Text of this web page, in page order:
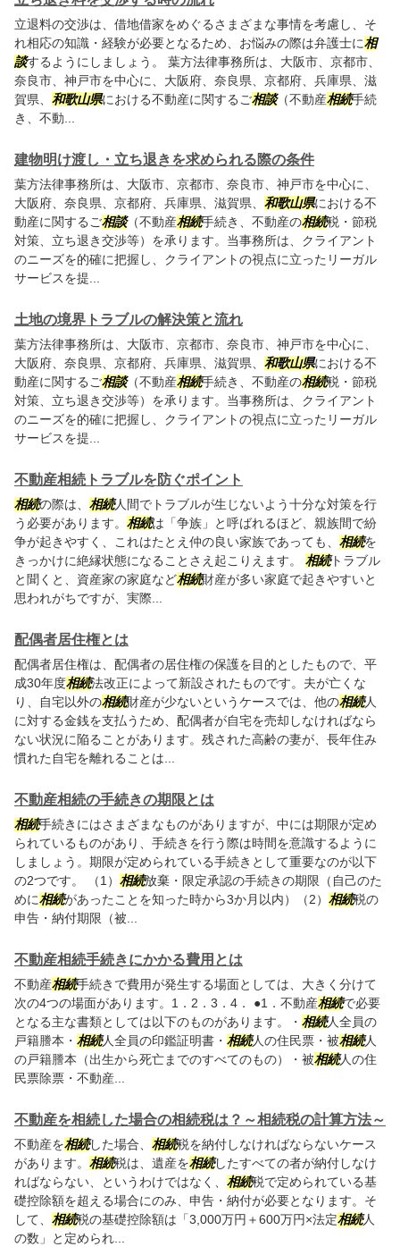
立退料の交渉は、借地借家をめぐるさまざまな事情を考慮し、そ
れ相応の知識・経験が必要となるため、お悩みの際は弁護士に相
談するようにしましょう。 葉方法律事務所は、大阪市、京都市、
奈良市、神戸市を中心に、大阪府、奈良県、京都府、兵庫県、滋
賀県、 和歌山県における不動産に関するご相談（不動産相続手続
き、不動...
建物明け渡し・立ち退きを求められる際の条件
葉方法律事務所は、大阪市、京都市、奈良市、神戸市を中心に、
大阪府、奈良県、京都府、兵庫県、滋賀県、 和歌山県における不
動産に関するご相談（不動産相続手続き、不動産の相続税・節税
対策、立ち退き交渉等）を承ります。当事務所は、クライアント
のニーズを的確に把握し、クライアントの視点に立ったリーガル
サービスを提...
土地の境界トラブルの解決策と流れ
葉方法律事務所は、大阪市、京都市、奈良市、神戸市を中心に、
大阪府、奈良県、京都府、兵庫県、滋賀県、 和歌山県における不
動産に関するご相談（不動産相続手続き、不動産の相続税・節税
対策、立ち退き交渉等）を承ります。当事務所は、クライアント
のニーズを的確に把握し、クライアントの視点に立ったリーガル
サービスを提...
不動産相続トラブルを防ぐポイント
相続の際は、 相続人間でトラブルが生じないよう十分な対策を行
う必要があります。 相続は「争族」と呼ばれるほど、親族間で紛
争が起きやすく、これはたとえ仲の良い家族であっても、 相続を
きっかけに絶縁状態になることさえ起こりえます。 相続トラブル
と聞くと、資産家の家庭など相続財産が多い家庭で起きやすいと
思われがちですが、実際...
配偶者居住権とは
配偶者居住権は、配偶者の居住権の保護を目的としたもので、平
成30年度相続法改正によって新設されたものです。夫が亡くな
り、自宅以外の相続財産が少ないというケースでは、他の相続人
に対する金銭を支払うため、配偶者が自宅を売却しなければなら
ない状況に陥ることがあります。残された高齢の妻が、長年住み
慣れた自宅を離れることは...
不動産相続の手続きの期限とは
相続手続きにはさまざまなものがありますが、中には期限が定め
られているものがあり、手続きを行う際は時間を意識するように
しましょう。期限が定められている手続きとして重要なのが以下
の2つです。 （1） 相続放棄・限定承認の手続きの期限（自己のた
めに相続があったことを知った時から3か月以内）（2） 相続税の
申告・納付期限（被...
不動産相続手続きにかかる費用とは
不動産相続手続きで費用が発生する場面としては、大きく分けて
次の4つの場面があります。1．2．3．4． ●1．不動産相続で必要
となる主な書類としては以下のものがあります。・ 相続人全員の
戸籍謄本・ 相続人全員の印鑑証明書・ 相続人の住民票・被相続人
の戸籍謄本（出生から死亡までのすべてのもの）・被相続人の住
民票除票・不動産...
不動産を相続した場合の相続税は？～相続税の計算方法～
不動産を相続した場合、 相続税を納付しなければならないケース
があります。 相続税は、遺産を相続したすべての者が納付しなけ
ればならない、というわけではなく、 相続税で定められている基
礎控除額を超える場合にのみ、申告・納付が必要となります。そ
して、 相続税の基礎控除額は「3,000万円＋600万円×法定相続人
の数」と定められ...